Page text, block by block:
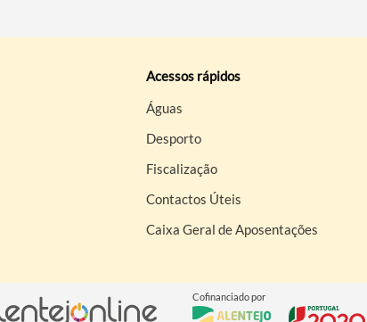
Acessos rápidos
Águas
Desporto
Fiscalização
Contactos Úteis
Caixa Geral de Aposentações
Cofinanciado por